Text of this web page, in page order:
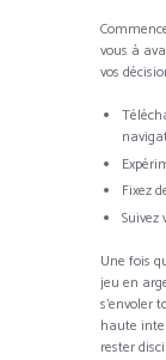
vous à
vos
Fixez
Une fois
jeu en
s’envoler
haute
rester